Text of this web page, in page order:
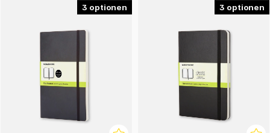
3 3